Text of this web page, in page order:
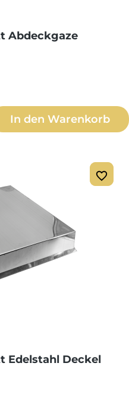
Abdeckgaze
gewünschten
In den Warenkorb
Edelstahl Deckel